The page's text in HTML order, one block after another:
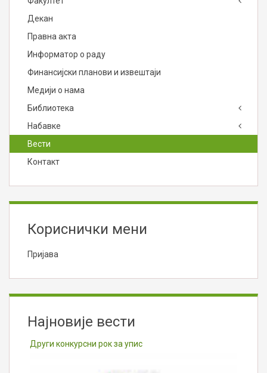
Декан
Правна акта
Информатор о раду
Финансијски планови и извештаји
Медији о нама
Библиотека
Набавке
Вести
Контакт
Кориснички мени
Пријава
Најновије вести
Други конкурсни рок за упис